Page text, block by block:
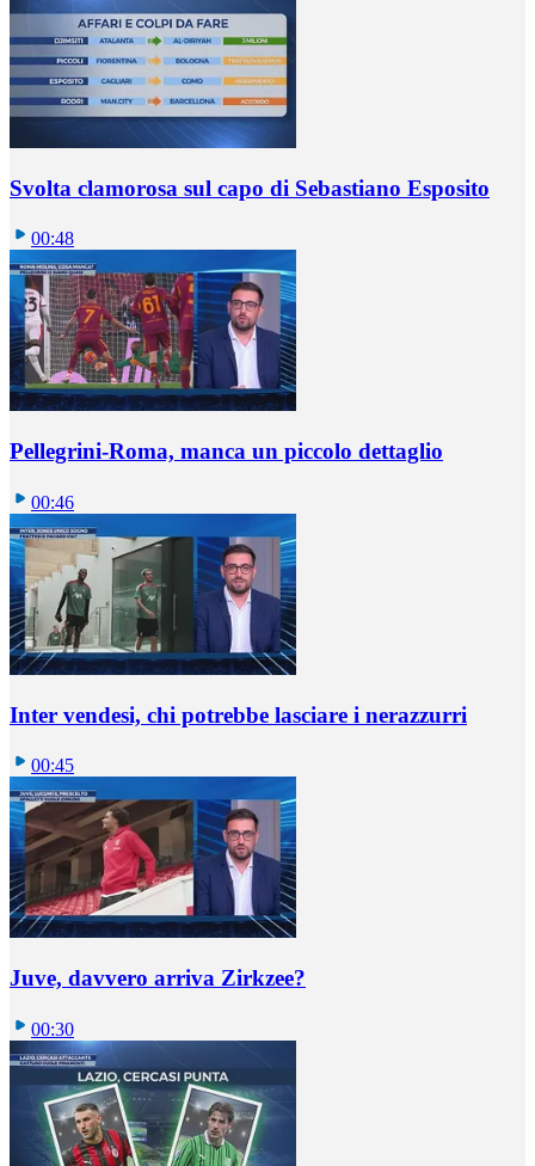
Svolta clamorosa sul capo di Sebastiano Esposito
00:48
Pellegrini-Roma, manca un piccolo dettaglio
00:46
Inter vendesi, chi potrebbe lasciare i nerazzurri
00:45
Juve, davvero arriva Zirkzee?
00:30